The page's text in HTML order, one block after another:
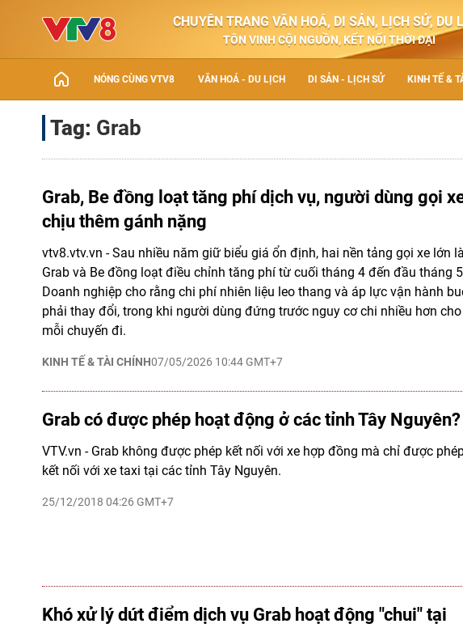
CHUYÊN TRANG VĂN HOÁ, DI SẢN, LỊCH SỬ, DU
TÔN VINH CỘI NGUỒN, KẾT NỐI THỜI ĐẠI
NÓNG CÙNG VTV8 VĂN HOÁ - DU LỊCH DI SẢN - LỊCH SỬ KINH TẾ &
Tag: Grab
Grab, Be đồng loạt tăng phí dịch vụ, người dùng gọi
chịu thêm gánh nặng
KINH TẾ & TÀI CHÍNH07/05/2026 10:44 GMT+7
vtv8.vtv.vn - Sau nhiều năm giữ biểu giá ổn định, hai nền tảng gọi xe lớn là
Grab và Be đồng loạt điều chỉnh tăng phí từ cuối tháng 4 đến đầu tháng
Doanh nghiệp cho rằng chi phí nhiên liệu leo thang và áp lực vận hành
phải thay đổi, trong khi người dùng đứng trước nguy cơ chi nhiều hơn cho
mỗi chuyến đi.
Grab có được phép hoạt động ở các tỉnh Tây Nguyên?
25/12/2018 04:26 GMT+7
VTV.vn - Grab không được phép kết nối với xe hợp đồng mà chỉ được
kết nối với xe taxi tại các tỉnh Tây Nguyên.
Khó xử lý dứt điểm dịch vụ Grab hoạt động "chui" tại